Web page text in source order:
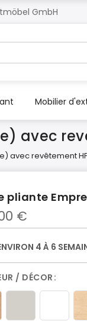
GmbH
Mobilier
avec
avec revêtement
pliante
€
4 À 6
/ DÉCOR